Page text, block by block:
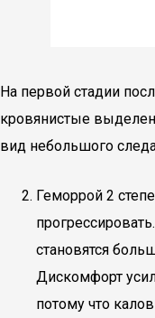
На первой стадии
кровянистые
вид небольшого
Геморрой 2
становятся
Дискомфорт
потому что